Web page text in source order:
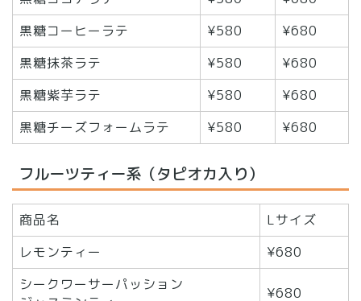
黒糖コーヒーラテ
¥580
¥680
黒糖抹茶ラテ
¥580
¥680
黒糖紫芋ラテ
¥580
¥680
黒糖チーズフォームラテ
¥580 ¥680
フルーツティー系（タピオカ入り）
商品名
Lサイズ
レモンティー
¥680
シークワーサーパッション
¥680